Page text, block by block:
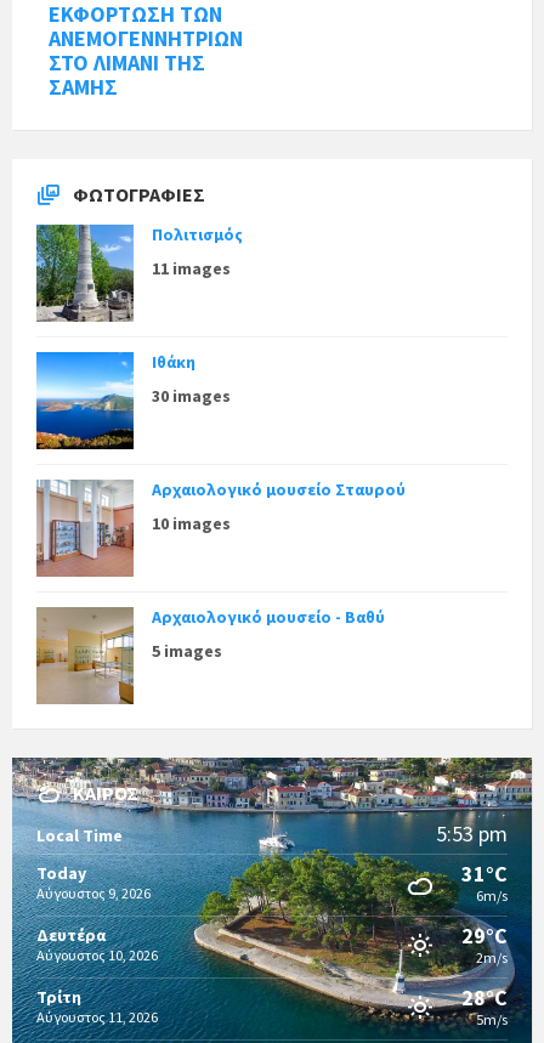
ΕΚΦΟΡΤΩΣΗ ΤΩΝ
ΑΝΕΜΟΓΕΝΝΗΤΡΙΩΝ
ΣΤΟ ΛΙΜΑΝΙ ΤΗΣ
ΣΑΜΗΣ
ΦΩΤΟΓΡΑΦΊΕΣ
Πολιτισμός
11 images
Ιθάκη
30 images
Αρχαιολογικό μουσείο Σταυρού
10 images
Αρχαιολογικό μουσείο - Βαθύ
5 images
ΚΑΙΡΌΣ
Local Time 5:53 pm
Today
Αύγουστος 9, 2026
31°C
6m/s
Δευτέρα
Αύγουστος 10, 2026
29°C
2m/s
Τρίτη
Αύγουστος 11, 2026
28°C
5m/s